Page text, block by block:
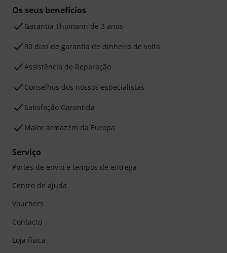
Os seus benefícios
Garantia Thomann de 3 anos
30 dias de garantia de dinheiro de volta
Assistência de Reparação
Conselhos dos nossos especialistas
Satisfação Garantida
Maior armazém da Europa
Serviço
Portes de envio e tempos de entrega
Centro de ajuda
Vouchers
Contacto
Loja física